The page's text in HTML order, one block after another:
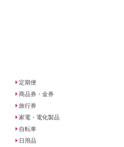
定期便
商品券・金券
旅行券
家電・電化製品
自転車
日用品